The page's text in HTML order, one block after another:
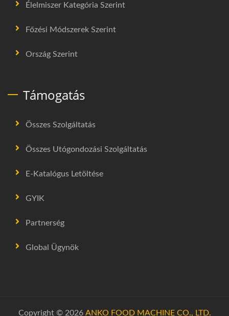
Élelmiszer Kategória Szerint
Főzési Módszerek Szerint
Ország Szerint
Támogatás
Összes Szolgáltatás
Összes Utógondozási Szolgáltatás
E-Katalógus Letöltése
GYIK
Partnerség
Global Ügynök
Copyright © 2026 ANKO FOOD MACHINE CO., LTD.